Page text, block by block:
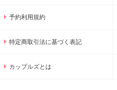
予約利用規約
特定商取引法に基づく表記
カップルズとは